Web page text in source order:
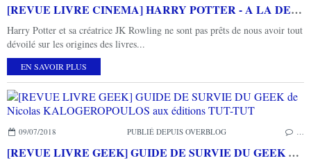
[REVUE LIVRE CINEMA] HARRY POTTER - A LA DECOUVERTE DE L'HISTOIRE DE LA MAGIE
Harry Potter et sa créatrice JK Rowling ne sont pas prêts de nous avoir tout
dévoilé sur les origines des livres...
EN SAVOIR PLUS
09/07/2018 PUBLIÉ DEPUIS OVERBLOG
[REVUE LIVRE GEEK] GUIDE DE SURVIE DU GEEK de Nicolas KALOGEROPOULOS aux éditions TUT-TUT